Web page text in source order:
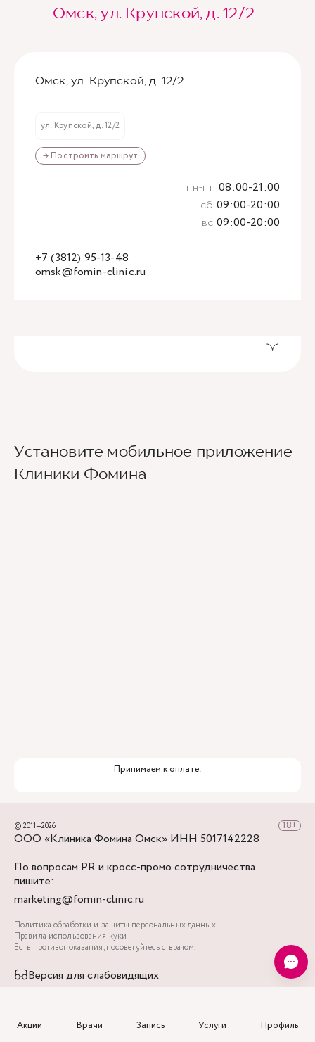
Омск, ул. Крупской, д. 12/2
Омск, ул. Крупской, д. 12/2
ул. Крупской, д. 12/2
→ Построить маршрут
omsk@fomin-clinic.ru
+7 (3812) 95-13-48
пн-пт 08:00-21:00
сб 09:00-20:00
вс 09:00-20:00
Установите мобильное приложение
Клиники Фомина
Принимаем к оплате:
© 2011—2026
ООО «Клиника Фомина Омск» ИНН 5017142228
По вопросам PR и кросс-промо сотрудничества
пишите:
marketing@fomin-clinic.ru
Политика обработки и защиты персональных данных
Правила использования куки
Есть противопоказания, посоветуйтесь с врачом.
Версия для слабовидящих
Акции Врачи Запись Услуги Профиль